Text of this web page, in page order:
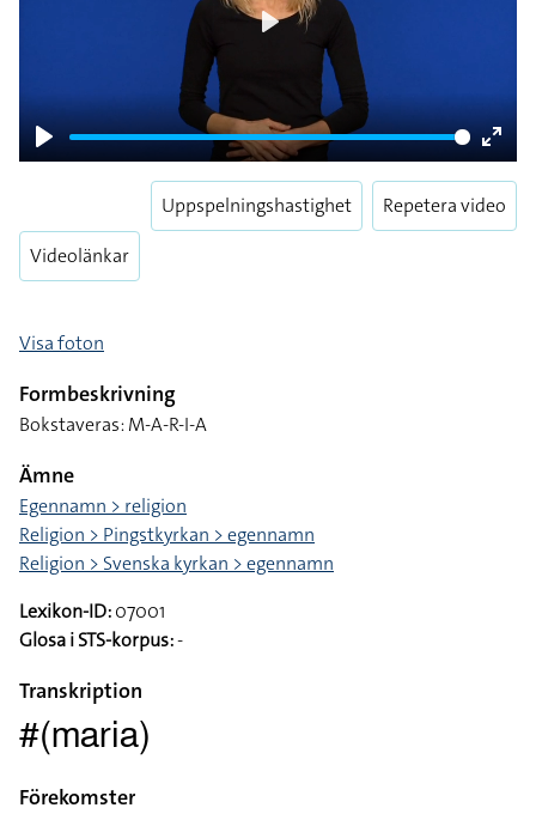
Play
Enter
Videolänkar
Uppspelningshastighet Repetera video
Visa foton
Formbeskrivning
Bokstaveras: M-A-R-I-A
Ämne
Egennamn > religion
Religion > Pingstkyrkan > egennamn
Religion > Svenska kyrkan > egennamn
Lexikon-ID:07001
Glosa i STS-korpus:-
Transkription
#(maria)
Förekomster